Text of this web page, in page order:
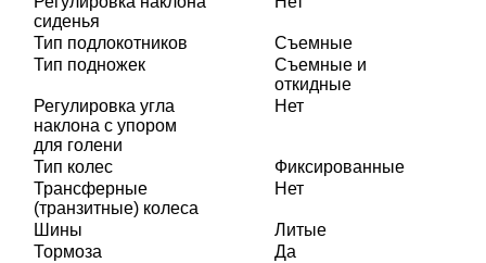
сиденья
Тип подлокотников
Съемные
Тип подножек
Съемные и
откидные
Регулировка угла
наклона с упором
для голени
Нет
Тип колес
Фиксированные
Трансферные
(транзитные) колеса
Нет
Шины
Литые
Тормоза
Да